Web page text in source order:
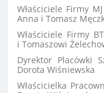
Właściciele Firmy
Anna i Tomasz
Właściciele Firmy
i Tomaszowi
Dyrektor Placówki
Dorota Wiśniewska
Właścicielka